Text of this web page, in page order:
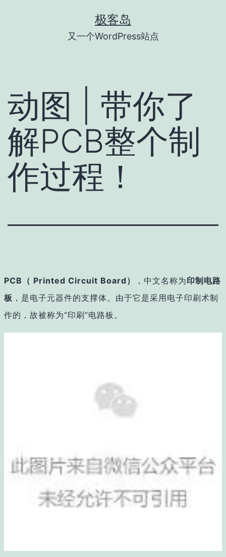
极客岛
又一个WordPress站点
动图 | 带你了
解PCB整个制
作过程！
PCB（ Printed Circuit Board） ，中文名称为印制电路
板 ，是电子元器件的支撑体。由于它是采用电子印刷术制
作的，故被称为“印刷”电路板。